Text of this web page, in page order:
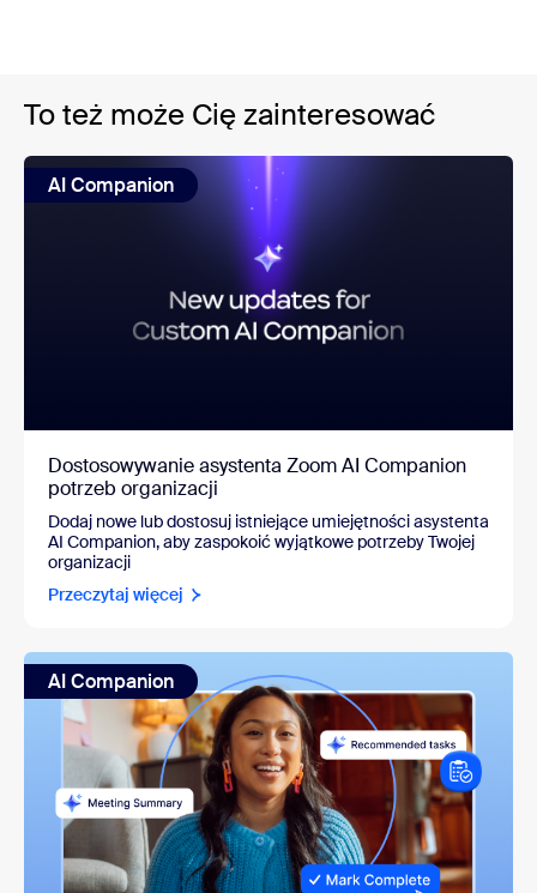
To też może Cię zainteresować
AI Companion
Dostosowywanie asystenta Zoom AI Companion
potrzeb organizacji
Dodaj nowe lub dostosuj istniejące umiejętności asystenta
AI Companion, aby zaspokoić wyjątkowe potrzeby Twojej
organizacji
Przeczytaj więcej
AI Companion